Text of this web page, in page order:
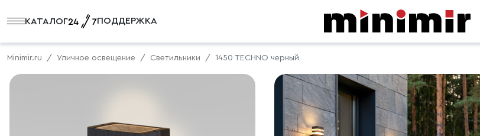
КАТАЛОГ ПОДДЕРЖКА
Minimir.ru Уличное освещение Светильники 1450 TECHNO черный